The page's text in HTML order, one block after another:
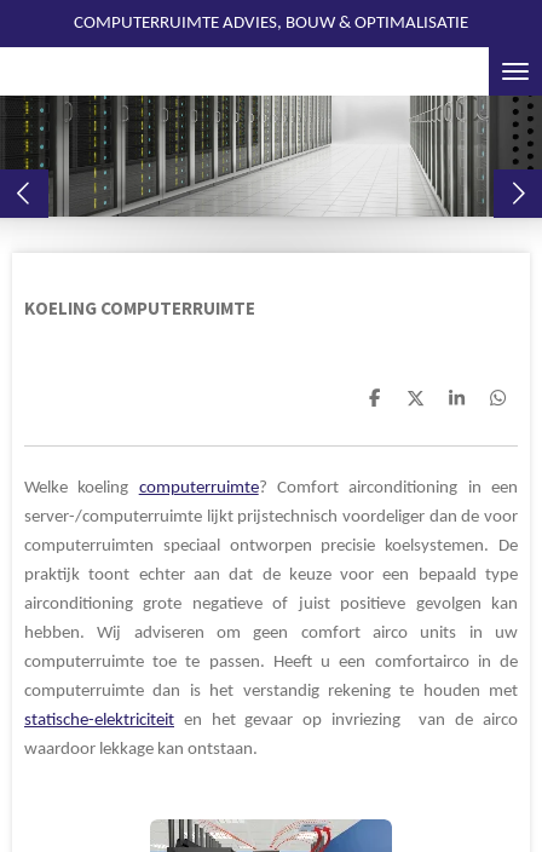
direct
de
hoofdinhoud
COMPUTERRUIMTE ADVIES, BOUW & OPTIMALISATIE
KOELING COMPUTERRUIMTE
D
D
S
D
Welke koeling computerruimte? Comfort airconditioning in een
server-/computerruimte lijkt prijstechnisch voordeliger dan de voor
computerruimten speciaal ontworpen precisie koelsystemen. De
praktijk toont echter aan dat de keuze voor een bepaald type
airconditioning grote negatieve of juist positieve gevolgen kan
hebben. Wij adviseren om geen comfort airco units in uw
computerruimte toe te passen. Heeft u een comfortairco in de
computerruimte dan is het verstandig rekening te houden met
statische-elektriciteit en het gevaar op invriezing van de airco
waardoor lekkage kan ontstaan.